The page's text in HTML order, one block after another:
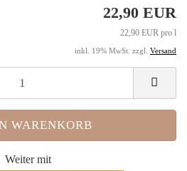
22,90 EUR
22,90 EUR pro l
inkl. 19% MwSt. zzgl. Versand
Weiter mit